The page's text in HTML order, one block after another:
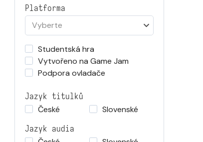
Platforma
Vyberte
Studentská hra
Vytvořeno na Game Jam
Podpora ovladače
Jazyk titulků
České
Slovenské
Jazyk audia